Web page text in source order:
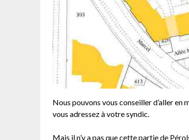
Nous pouvons vous conseiller d’aller
vous adressez à votre syndic.
Mais il n’y a pas que cette partie de